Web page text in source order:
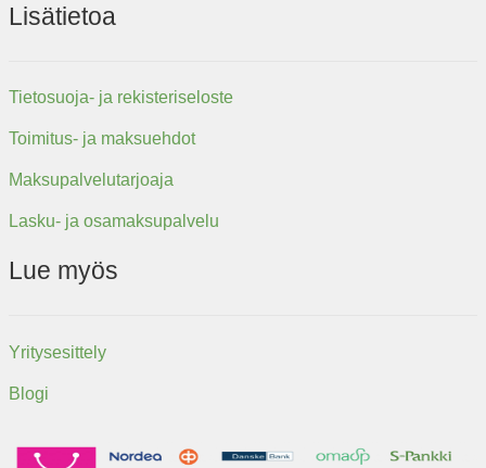
Lisätietoa
Tietosuoja- ja rekisteriseloste
Toimitus- ja maksuehdot
Maksupalvelutarjoaja
Lasku- ja osamaksupalvelu
Lue myös
Yritysesittely
Blogi